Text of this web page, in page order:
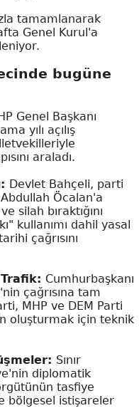
tamamlanarak
Genel Kurul'a
bugüne
Genel Başkanı
yılı açılış
araladı.
Devlet Bahçeli, parti
Öcalan'a
silah bıraktığını
kullanımı dahil yasal
çağrısını
Cumhurbaşkanı
çağrısına tam
MHP ve DEM Parti
oluşturmak için teknik
Sınır
diplomatik
tasfiye
bölgesel istişareler